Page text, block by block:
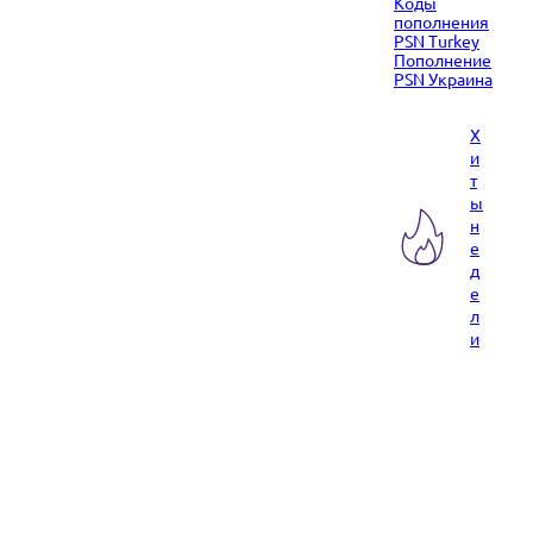
пополнения
PSN Turkey
Пополнение
PSN Украина
Х
и
т
ы
н
е
д
е
л
и